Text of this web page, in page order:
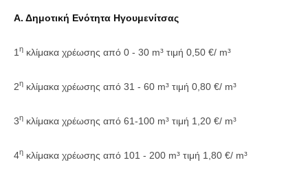
Α. Δημοτική Ενότητα Ηγουμενίτσας
1 η κλίμακα χρέωσης από 0 - 30 m³ τιμή 0,50 €/ m³
2η κλίμακα χρέωσης από 31 - 60 m³ τιμή 0,80 €/ m³
3η κλίμακα χρέωσης από 61-100 m³ τιμή 1,20 €/ m³
4η κλίμακα χρέωσης από 101 - 200 m³ τιμή 1,80 €/ m³